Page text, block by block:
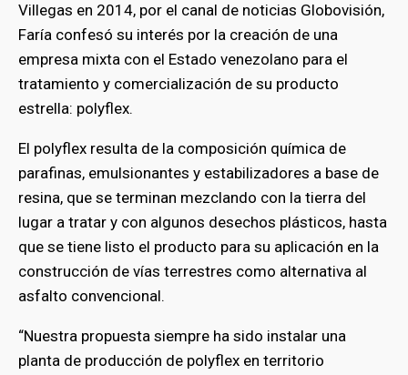
Villegas en 2014, por el canal de noticias Globovisión,
Faría confesó su interés por la creación de una
empresa mixta con el Estado venezolano para el
tratamiento y comercialización de su producto
estrella: polyflex.
El polyflex resulta de la composición química de
parafinas, emulsionantes y estabilizadores a base de
resina, que se terminan mezclando con la tierra del
lugar a tratar y con algunos desechos plásticos, hasta
que se tiene listo el producto para su aplicación en la
construcción de vías terrestres como alternativa al
asfalto convencional.
“Nuestra propuesta siempre ha sido instalar una
planta de producción de polyflex en territorio